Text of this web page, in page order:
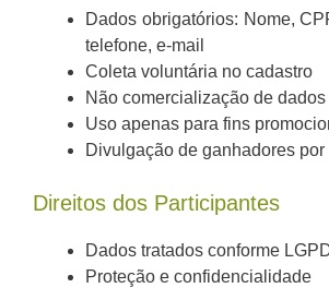
Dados obrigatórios: Nome,
telefone, e-mail
Coleta voluntária no cadastro
Não comercialização de dados
Uso apenas para fins
Divulgação de ganhadores por
Direitos dos Participantes
Dados tratados conforme
Proteção e confidencialidade